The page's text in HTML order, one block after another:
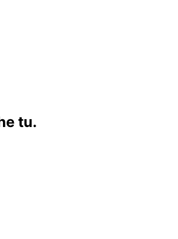
tu.